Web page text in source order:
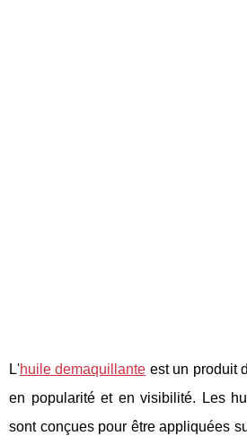
L'huile demaquillante est un produit
en popularité et en visibilité. Les
sont conçues pour être appliquées